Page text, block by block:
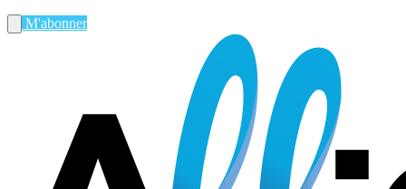
M'abonner